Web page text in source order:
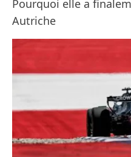
Pourquoi elle a
Autriche